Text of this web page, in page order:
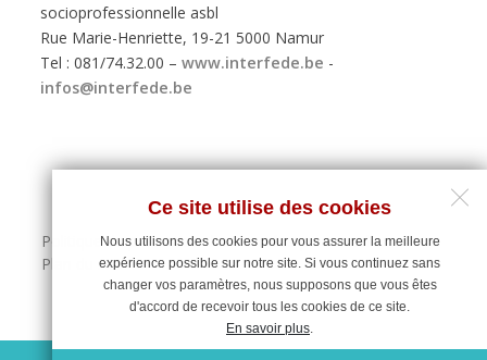
Ce site utilise des cookies
Nous utilisons des cookies pour vous assurer la meilleure
expérience possible sur notre site. Si vous continuez sans
changer vos paramètres, nous supposons que vous êtes
d'accord de recevoir tous les cookies de ce site.
En savoir plus.
socioprofessionnelle asbl
Rue Marie-Henriette, 19-21 5000 Namur
Tel : 081/74.32.00 –www.interfede.be -
infos@interfede.be
Politique de protection des données personnelles
Plan du site